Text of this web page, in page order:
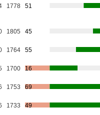
1778 51
1805 45
1764 55
1700 16
1753 69
1733 49